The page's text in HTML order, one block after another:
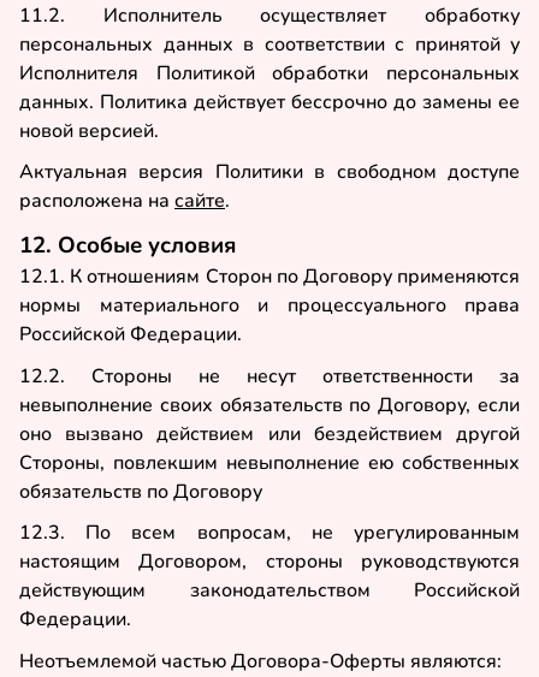
11.2. Исполнитель осуществляет обработку
персональных данных в соответствии с принятой у
Исполнителя Политикой обработки персональных
данных. Политика действует бессрочно до замены ее
новой версией.
Актуальная версия Политики в свободном доступе
расположена на сайте.
12. Особые условия
12.1. К отношениям Сторон по Договору применяются
нормы материального и процессуального права
Российской Федерации.
12.2. Стороны не несут ответственности за
невыполнение своих обязательств по Договору, если
оно вызвано действием или бездействием другой
Стороны, повлекшим невыполнение ею собственных
обязательств по Договору
12.3. По всем вопросам, не урегулированным
настоящим Договором, стороны руководствуются
действующим законодательством Российской
Федерации.
Неотъемлемой частью Договора-Оферты являются: